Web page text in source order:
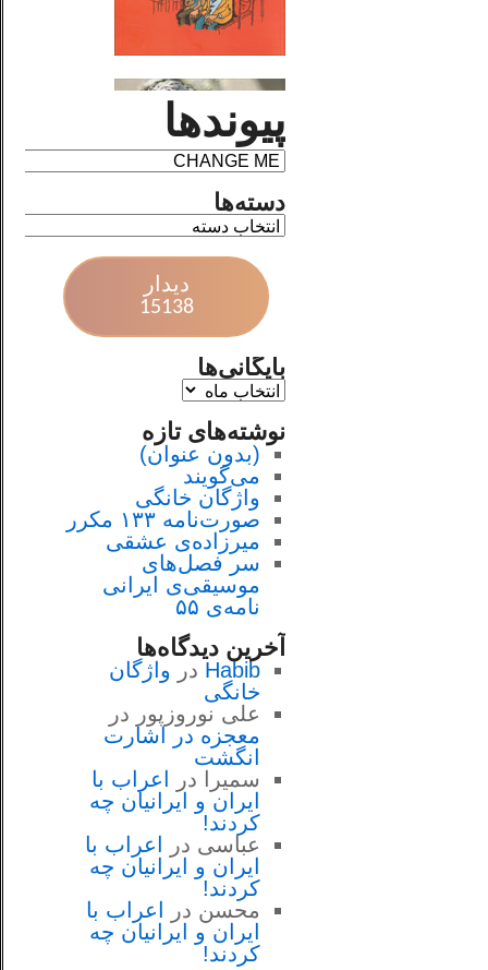
پیوندها
دسته‌ها
دیدار
15138
بایگانی‌ها
نوشته‌های تازه
(بدون عنوان)
می‌گویند
واژگان خانگی
صورت‌نامه ۱۳۳ مکرر
میرزاده‌ی عشقی
سر فصل‌هاى
موسيقى‌ی ايرانى
نامه‌ی ۵۵
آخرین دیدگاه‌ها
Habib در واژگان
خانگی
علی نوروزپور در
معجزه در اشارت
انگشت
سمیرا
در
اعراب با
ايران و ايرانيان چه
كردند!
عباسی در
اعراب با
ايران و ايرانيان چه
كردند!
محسن در
اعراب با
ايران و ايرانيان چه
كردند!